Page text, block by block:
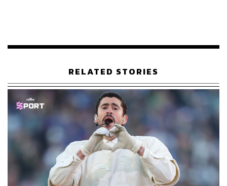
Photo: Ricardo ARDUENGO/AFP
นอกจากนี้ยังมีการคาดการณ์กันว่า เฮอร์ริเคนมารีอาอาจ
จะมีความเร็วลมสูงสุดถึง 193 กิโลเมตรต่อชั่วโมง ภายใน
ระยะเวลา 72 ชั่วโมง ซึ่งส่งผลให้ประเทศอย่างหมู่เกาะยูเอส
เวอร์จินและเปอร์โตริโกของสหรัฐอเมริกา รวมถึงประเท
ศอื่นๆ ในแถบแคริบเบียนต่างประกาศเตือนภัยและเร่งเตรียม
พร้อมต่อการมาของพายุเฮอร์ริเคนลูกนี้
RELATED STORIES